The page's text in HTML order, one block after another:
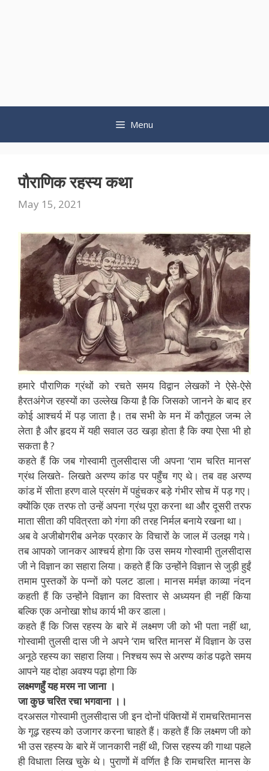
Menu
पौराणिक रहस्य कथा
May 15, 2021
हमारे पौराणिक ग्रंथों को रचते समय विद्वान लेखकों ने ऐसे-ऐसे
हैरतअंगेज रहस्यों का उल्लेख किया है़ कि जिसको जानने के बाद हर
कोई आश्चर्य में पड़ जाता है़। तब सभी के मन में कौतूहल जन्म ले
लेता है़ और हृदय में यही सवाल उठ खड़ा होता है कि क्या ऐसा भी हो
सकता है ?
कहते हैं कि जब गोस्वामी तुलसीदास जी अपना ‘राम चरित मानस’
ग्रंथ लिखते- लिखते अरण्य कांड पर पहुँच गए थे। तब वह अरण्य
कांड में सीता हरण वाले प्रसंग में पहुंचकर बड़े गंभीर सोच में पड़ गए।
क्योंकि एक तरफ तो उन्हें अपना ग्रंथ पूरा करना था और दूसरी तरफ
माता सीता की पवित्रता को गंगा की तरह निर्मल बनाये रखना था।
अब वे अजीबोगरीब अनेक प्रकार के विचारों के जाल में उलझ गये।
तब आपको जानकर आश्चर्य होगा कि उस समय गोस्वामी तुलसीदास
जी ने विज्ञान का सहारा लिया। कहते हैं कि उन्होंने विज्ञान से जुड़ी हुईं
तमाम पुस्तकों के पन्नों को पलट डाला। मानस मर्मज्ञ काव्या नंदन
कहती हैं कि उन्होंने विज्ञान का विस्तार से अध्ययन ही नहीं किया
बल्कि एक अनोखा शोध कार्य भी कर डाला।
कहते हैं कि जिस रहस्य के बारे में लक्ष्मण जी को भी पता नहीं था,
गोस्वामी तुलसी दास जी ने अपने ‘राम चरित मानस’ में विज्ञान के उस
अनूठे रहस्य का सहारा लिया। निश्चय रूप से अरण्य कांड पढ़ते समय
आपने यह दोहा अवश्य पढ़ा होगा कि
लक्ष्मणहुँ यह मरम ना जाना ।
जा कुछ चरित रचा भगवाना ।।
दरअसल गोस्वामी तुलसीदास जी इन दोनों पंक्तियों में रामचरितमानस
के गूढ़ रहस्य को उजागर करना चाहते हैं। कहते हैं कि लक्ष्मण जी को
भी उस रहस्य के बारे में जानकारी नहीं थी, जिस रहस्य की गाथा पहले
ही विधाता लिख चुके थे। पुराणों में वर्णित है़ कि रामचरित मानस के